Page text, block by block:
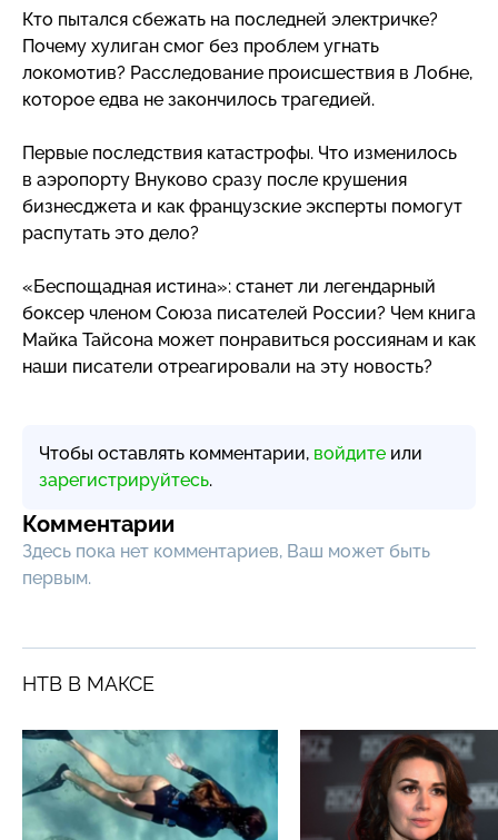
Кто пытался сбежать на последней электричке?
Почему хулиган смог без проблем угнать
локомотив? Расследование происшествия в Лобне,
которое едва не закончилось трагедией.
Первые последствия катастрофы. Что изменилось
в аэропорту Внуково сразу после крушения
бизнесджета и как французские эксперты помогут
распутать это дело?
«Беспощадная истина»: станет ли легендарный
боксер членом Союза писателей России? Чем книга
Майка Тайсона может понравиться россиянам и как
наши писатели отреагировали на эту новость?
Чтобы оставлять комментарии, войдите или
зарегистрируйтесь.
Комментарии
Здесь пока нет комментариев, Ваш может быть
первым.
НТВ В МАКСЕ